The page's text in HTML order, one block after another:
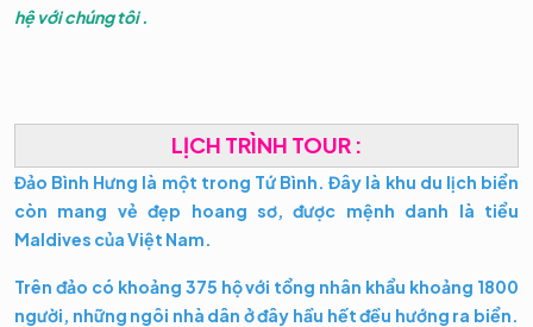
hệ với chúng tôi .
LỊCH TRÌNH TOUR :
Đảo Bình Hưng là một trong Tứ Bình. Đây là khu du lịch biển
còn mang vẻ đẹp hoang sơ, được mệnh danh là tiểu
Maldives của Việt Nam.
Trên đảo có khoảng 375 hộ với tổng nhân khẩu khoảng 1800
người, những ngôi nhà dân ở đây hầu hết đều hướng ra biển.